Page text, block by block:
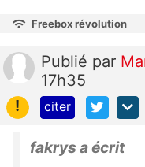
Freebox révolution
Publié par
17h35
!
citer
fakrys a écrit